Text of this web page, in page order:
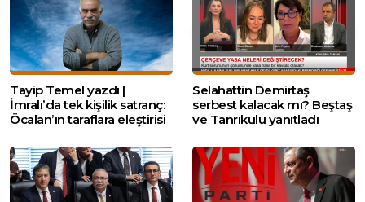
Tayip Temel yazdı |
İmralı’da tek kişilik satranç:
Öcalan’ın taraflara eleştirisi
Selahattin Demirtaş
serbest kalacak mı? Beştaş
ve Tanrıkulu yanıtladı